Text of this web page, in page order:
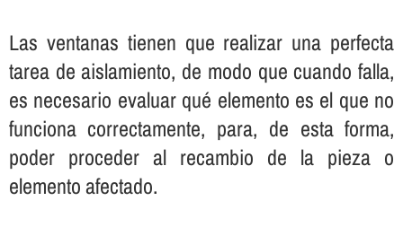
Las ventanas tienen que realizar una perfecta
tarea de aislamiento, de modo que cuando falla,
es necesario evaluar qué elemento es el que no
funciona correctamente, para, de esta forma,
poder proceder al recambio de la pieza o
elemento afectado.